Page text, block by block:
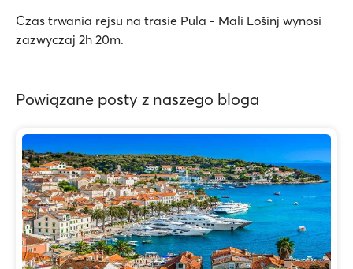
Czas trwania rejsu na trasie Pula - Mali Lošinj wynosi
zazwyczaj 2h 20m.
Powiązane posty z naszego bloga